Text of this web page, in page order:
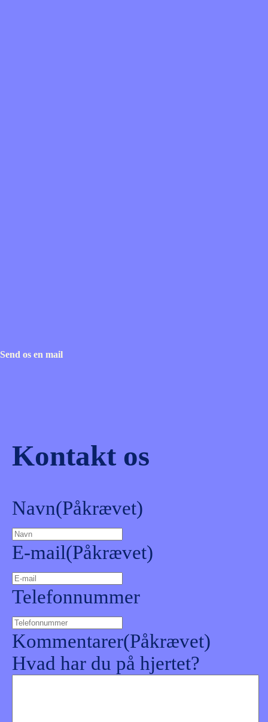
Send os en mail
Kontakt os
Navn(Påkrævet)
E-mail(Påkrævet)
Telefonnummer
Kommentarer(Påkrævet)
Hvad har du på hjertet?